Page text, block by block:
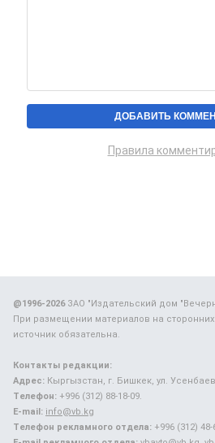
Правила
@1996-2026ЗАО "Издательский дом
При размещении материалов на
источник обязательна.
Контакты редакции:
Адрес: Кыргызстан, г. Бишкек, ул.
Телефон: +996 (312) 88-18-09.
E-mail: info@vb.kg
Телефон рекламного отдела: +996 (312) 48-